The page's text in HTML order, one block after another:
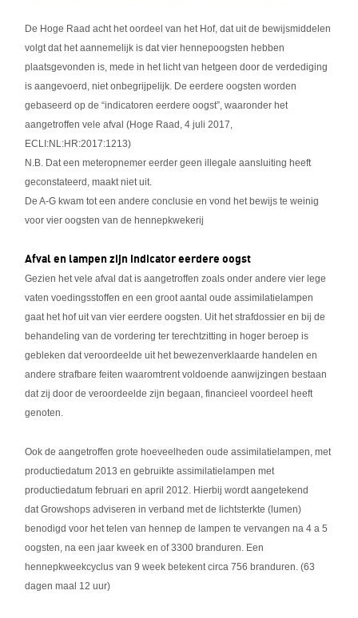
De Hoge Raad acht het oordeel van het Hof, dat uit de bewijsmiddelen
volgt dat het aannemelijk is dat vier hennepoogsten hebben
plaatsgevonden is, mede in het licht van hetgeen door de verdediging
is aangevoerd, niet onbegrijpelijk. De eerdere oogsten worden
gebaseerd op de “indicatoren eerdere oogst”, waaronder het
aangetroffen vele afval (Hoge Raad, 4 juli 2017,
ECLI:NL:HR:2017:1213)
N.B. Dat een meteropnemer eerder geen illegale aansluiting heeft
geconstateerd, maakt niet uit.
De A-G kwam tot een andere conclusie en vond het bewijs te weinig
voor vier oogsten van de hennepkwekerij
Afval en lampen zijn indicator eerdere oogst
Gezien het vele afval dat is aangetroffen zoals onder andere vier lege
vaten voedingsstoffen en een groot aantal oude assimilatielampen
gaat het hof uit van vier eerdere oogsten. Uit het strafdossier en bij de
behandeling van de vordering ter terechtzitting in hoger beroep is
gebleken dat veroordeelde uit het bewezenverklaarde handelen en
andere strafbare feiten waaromtrent voldoende aanwijzingen bestaan
dat zij door de veroordeelde zijn begaan, financieel voordeel heeft
genoten.
Ook de aangetroffen grote hoeveelheden oude assimilatielampen, met
productiedatum 2013 en gebruikte assimilatielampen met
productiedatum februari en april 2012. Hierbij wordt aangetekend
datGrowshops adviseren in verband met de lichtsterkte (lumen)
benodigd voor het telen van hennep de lampen te vervangen na 4 a 5
oogsten, na een jaar kweek en of 3300 branduren. Een
hennepkweekcyclus van 9 week betekent circa 756 branduren. (63
dagen maal 12 uur)